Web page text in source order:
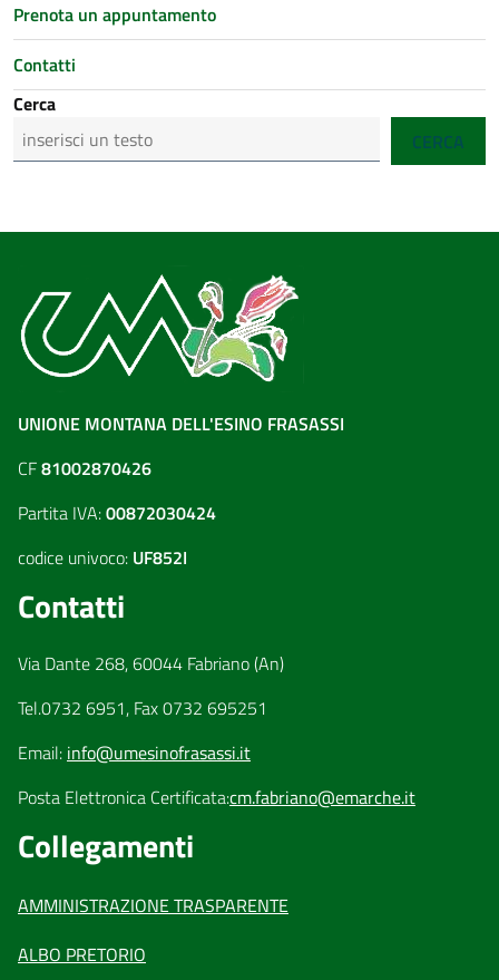
Prenota un appuntamento
Contatti
Cerca
CERCA
UNIONE MONTANA DELL'ESINO FRASASSI
CF81002870426
Partita IVA:00872030424
codice univoco: UF852I
Contatti
Via Dante 268, 60044 Fabriano (An)
Tel.0732 6951, Fax 0732 695251
Email: info@umesinofrasassi.it
Posta Elettronica Certificata:cm.fabriano@emarche.it
Collegamenti
AMMINISTRAZIONE TRASPARENTE
ALBO PRETORIO